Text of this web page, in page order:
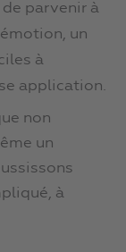
de parvenir à
un
à
application.
non
un
à